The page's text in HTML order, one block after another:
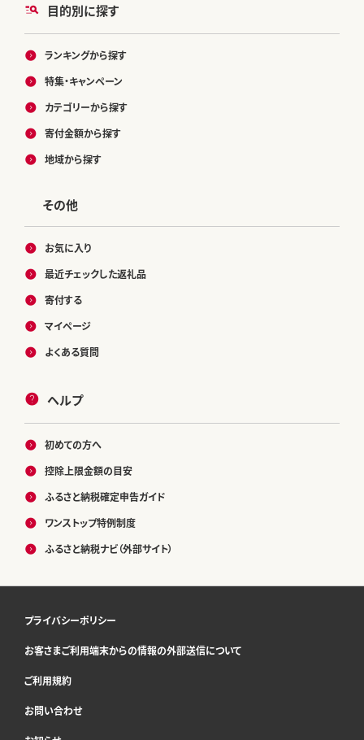
目的別に探す
ランキングから探す
特集・キャンペーン
カテゴリーから探す
寄付金額から探す
地域から探す
その他
お気に入り
最近チェックした返礼品
寄付する
マイページ
よくある質問
ヘルプ
初めての方へ
控除上限金額の目安
ふるさと納税確定申告ガイド
ワンストップ特例制度
ふるさと納税ナビ（外部サイト）
プライバシーポリシー
お客さまご利用端末からの情報の外部送信について
ご利用規約
お問い合わせ